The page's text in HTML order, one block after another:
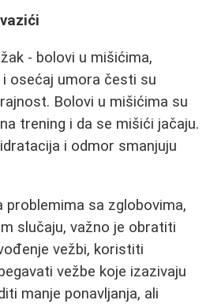
- bolovi u mišićima,
osećaj umora česti su
Bolovi u mišićima su
trening i da se mišići jačaju.
i odmor smanjuju
problemima sa zglobovima,
slučaju, važno je obratiti
vežbi, koristiti
vežbe koje izazivaju
manje ponavljanja, ali